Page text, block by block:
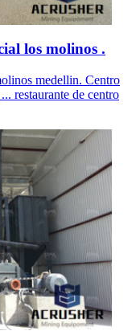
los molinos .
medellin. Centro
restaurante de centro